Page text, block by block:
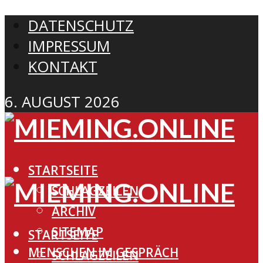
DATENSCHUTZ
IMPRESSUM
KONTAKT
6. AUGUST 2026
STARTSEITE
SCHLAGZEILEN
ARCHIV
SITEMAP
MENSCHEN IM GESPRÄCH
STARTSEITE
SCHLAGZEILEN